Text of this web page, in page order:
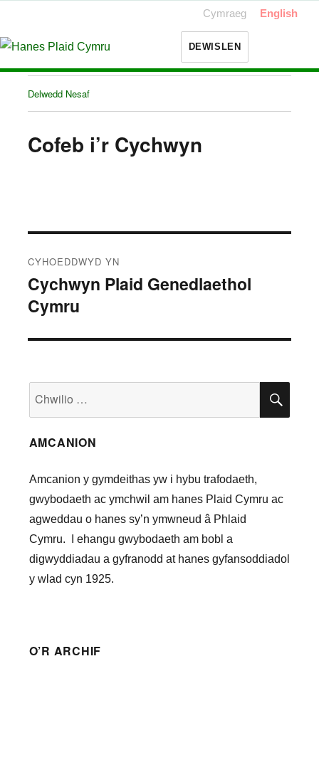
Cymraeg English
DEWISLEN
Delwedd Nesaf
Cofeb i’r Cychwyn
cofnod
CYHOEDDWYD YN
Cychwyn Plaid Genedlaethol
Cymru
AMCANION
Amcanion y gymdeithas yw i hybu trafodaeth,
gwybodaeth ac ymchwil am hanes Plaid Cymru ac
agweddau o hanes sy’n ymwneud â Phlaid
Cymru. I ehangu gwybodaeth am bobl a
digwyddiadau a gyfranodd at hanes gyfansoddiadol
y wlad cyn 1925.
O’R ARCHIF